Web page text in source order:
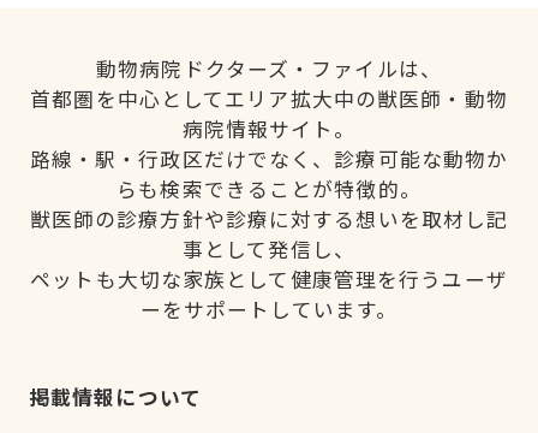
動物病院ドクターズ・ファイルは、
首都圏を中心としてエリア拡大中の獣医師・動物
病院情報サイト。
路線・駅・行政区だけでなく、診療可能な動物か
らも検索できることが特徴的。
獣医師の診療方針や診療に対する想いを取材し記
事として発信し、
ペットも大切な家族として健康管理を行うユーザ
ーをサポートしています。
掲載情報について